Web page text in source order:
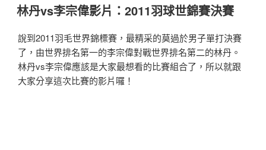
佈
於
林丹vs李宗偉影片：2011羽球世錦賽決賽
說到2011羽毛世界錦標賽，最精采的莫過於男子單打決賽
了，由世界排名第一的李宗偉對戰世界排名第二的林丹。
林丹vs李宗偉應該是大家最想看的比賽組合了，所以就跟
大家分享這次比賽的影片囉！